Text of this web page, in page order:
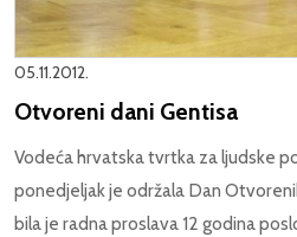
05.11.2012.
Otvoreni dani Gentisa
Vodeća hrvatska tvrtka za ljudske
ponedjeljak je održala Dan
bila je radna proslava 12 godina